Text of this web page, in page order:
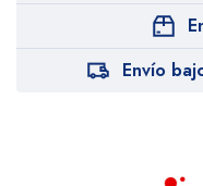
Envío